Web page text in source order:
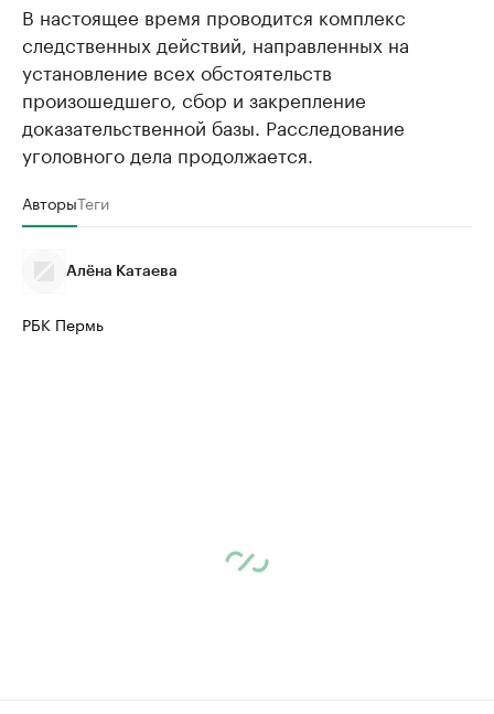
В настоящее время проводится комплекс
следственных действий, направленных на
установление всех обстоятельств
произошедшего, сбор и закрепление
доказательственной базы. Расследование
уголовного дела продолжается.
АвторыТеги
Алёна Катаева
РБК Пермь